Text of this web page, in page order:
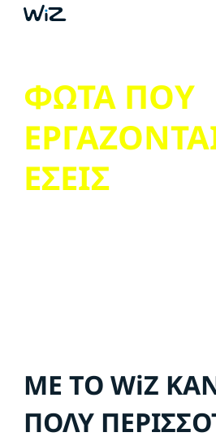
ΦΩΤΑ ΠΟΥ
ΕΣΕΙΣ
ΜΕ ΤΟ WiZ
ΠΟΛΥ